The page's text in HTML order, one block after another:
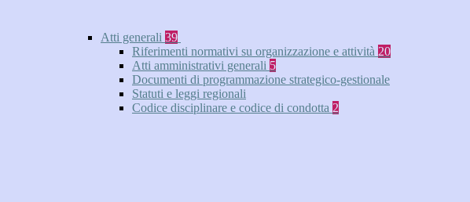
Atti generali 39
Riferimenti normativi su organizzazione e attività 20
Atti amministrativi generali 5
Documenti di programmazione strategico-gestionale
Statuti e leggi regionali
Codice disciplinare e codice di condotta 2